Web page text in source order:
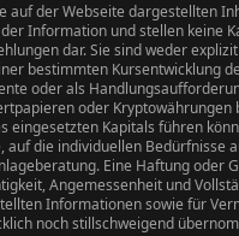
auf der Webseite dargestellten
Information und stellen keine
dar. Sie sind weder
bestimmten Kursentwicklung
oder als
oder Kryptowährungen
eingesetzten Kapitals führen
auf die individuellen Bedürfnisse
Eine Haftung oder
Angemessenheit und
Informationen sowie für
noch stillschweigend